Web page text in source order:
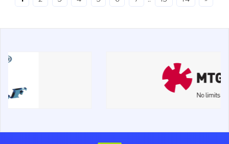
Буровий інструмент
Електрообладнання